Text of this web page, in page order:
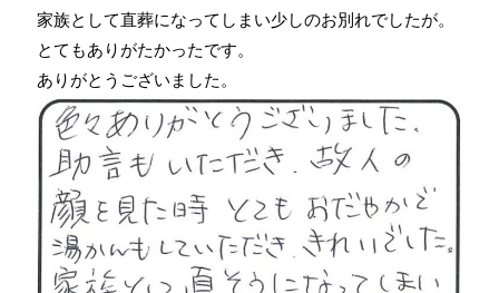
家族として直葬になってしまい少しのお別れでしたが。
とてもありがたかったです。
ありがとうございました。